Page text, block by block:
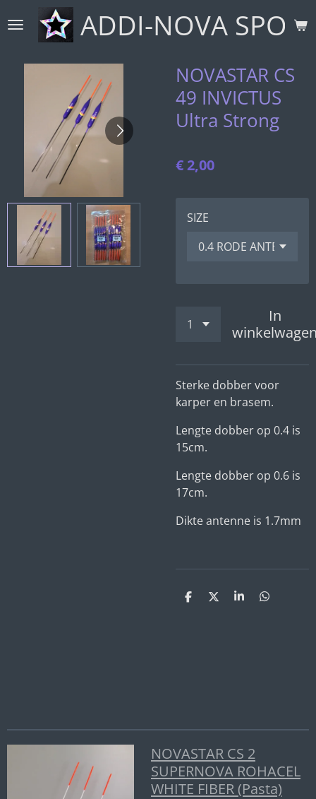
direct
ADDI-NOVA
NOVASTAR CS
49 INVICTUS
Ultra Strong
€ 2,00
SIZE
In
Sterke dobber voor
karper en brasem.
Lengte dobber op 0.4 is
15cm.
Lengte dobber op 0.6 is
17cm.
Dikte antenne is 1.7mm
D
D
S
D
NOVASTAR CS 2
SUPERNOVA ROHACEL
WHITE FIBER (Pasta)